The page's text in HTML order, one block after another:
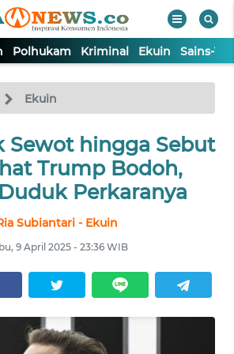
Polhukam Kriminal Ekuin Sains-
Ekuin
Sewot hingga Sebut
Trump Bodoh,
Perkaranya
Subiantari - Ekuin
9 April 2025 - 23:36 WIB